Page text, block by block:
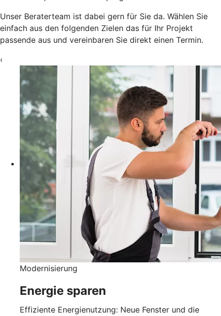
Unser Beraterteam ist dabei gern für Sie da. Wählen Sie
einfach aus den folgenden Zielen das für Ihr Projekt
passende aus und vereinbaren Sie direkt einen Termin.
‹
Modernisierung
Energie sparen
Effiziente Energienutzung: Neue Fenster und die